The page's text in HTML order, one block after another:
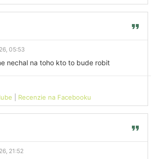
05:53
nechal na toho kto to bude robit
Recenzie na Facebooku
21:52